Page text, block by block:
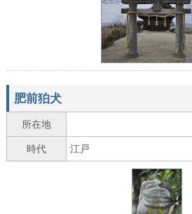
肥前狛犬
所在地
時代 江戸